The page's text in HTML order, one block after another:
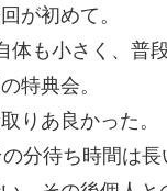
が初めて。
も小さく、普
特典会。
りあ良かった。
分待ち時間は長